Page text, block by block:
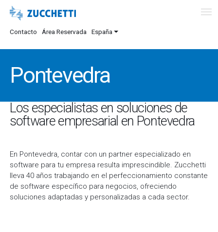
Contacto Área Reservada España
Pontevedra
Los especialistas en soluciones de
software empresarial en Pontevedra
En Pontevedra, contar con un partner especializado en
software para tu empresa resulta imprescindible. Zucchetti
lleva 40 años trabajando en el perfeccionamiento constante
de software específico para negocios, ofreciendo
soluciones adaptadas y personalizadas a cada sector.